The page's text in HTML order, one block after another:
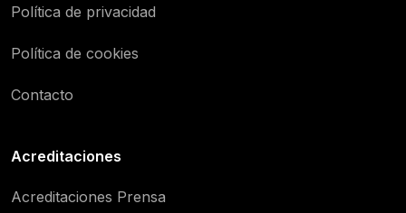
Política de privacidad
Política de cookies
Contacto
Acreditaciones
Acreditaciones Prensa